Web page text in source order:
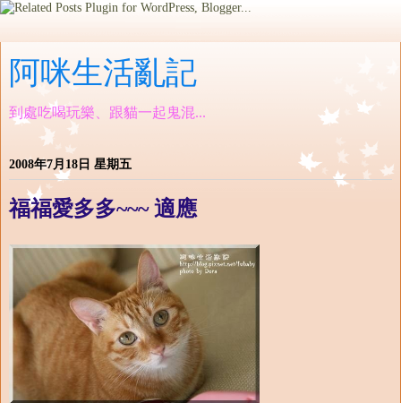
阿咪生活亂記
到處吃喝玩樂、跟貓一起鬼混...
2008年7月18日 星期五
福福愛多多~~~ 適應